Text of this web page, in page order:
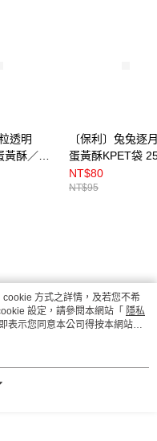
透明
酥／豆
〔保利〕兔兔逐
蛋黃酥KPET袋
（BP8911）
NT$80
NT$95
方式之詳情，及若您不希
設定，請參閱本網站「 隱私
表示您同意本公司得按本網站使